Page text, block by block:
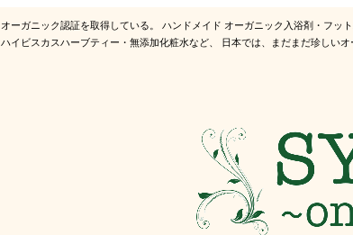
オーガニック認証を取得している。 ハンドメイド オーガニック入浴剤・フ
ハイビスカスハーブティー・無添加化粧水など、 日本では、まだまだ珍しい